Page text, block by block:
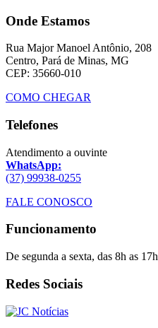
Onde Estamos
Rua Major Manoel Antônio, 208
Centro, Pará de Minas, MG
CEP: 35660-010
COMO CHEGAR
Telefones
Atendimento a ouvinte
WhatsApp:
(37) 99938-0255
FALE CONOSCO
Funcionamento
De segunda a sexta, das 8h as 17h
Redes Sociais